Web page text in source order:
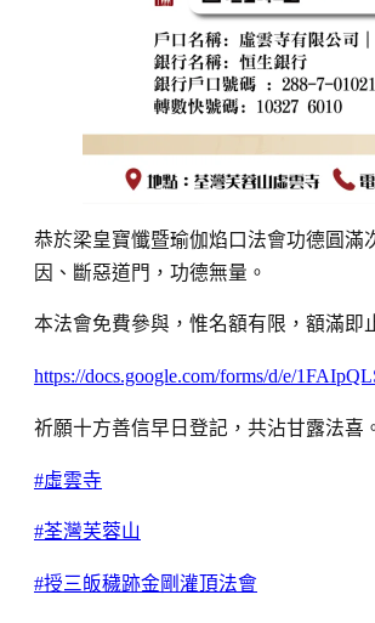
恭於梁皇寶懺暨瑜伽焰口法會功德圓滿
因、斷惡道門，功德無量。
本法會免費參與，惟名額有限，額滿即
https://docs.google.com/forms/d/e/
祈願十方善信早日登記，共沾甘露法喜
#虛雲寺
#荃灣芙蓉山
#授三皈穢跡金剛灌頂法會